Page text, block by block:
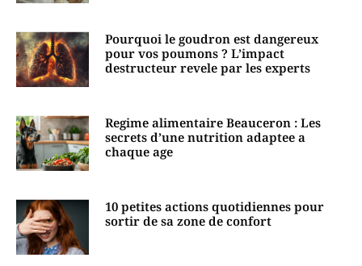
Pourquoi le goudron est dangereux
pour vos poumons ? L’impact
destructeur revele par les experts
Regime alimentaire Beauceron : Les
secrets d’une nutrition adaptee a
chaque age
10 petites actions quotidiennes pour
sortir de sa zone de confort